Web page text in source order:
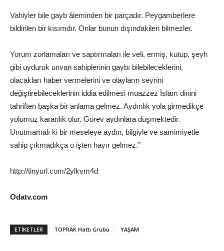
Vahiyler bile gayb âleminden bir parçadır. Peygamberlere
bildirilen bir kısımdır. Onlar bunun dışındakileri bilmezler.
Yorum zorlamaları ve saptırmaları ile veli, ermiş, kutup, şeyh
gibi uyduruk unvan sahiplerinin gaybı bilebileceklerini,
olacakları haber vermelerini ve olayların seyrini
değiştirebileceklerinin iddia edilmesi muazzez İslam dinini
tahriften başka bir anlama gelmez. Aydınlık yola girmedikçe
yolumuz karanlık olur. Görev aydınlara düşmektedir.
Unutmamalı ki bir meseleye aydın, bilgiyle ve samimiyetle
sahip çıkmadıkça o işten hayır gelmez.”
http://tinyurl.com/2ylkvm4d
Odatv.com
ETİKETLER TOPRAK Hattı Grubu YAŞAM